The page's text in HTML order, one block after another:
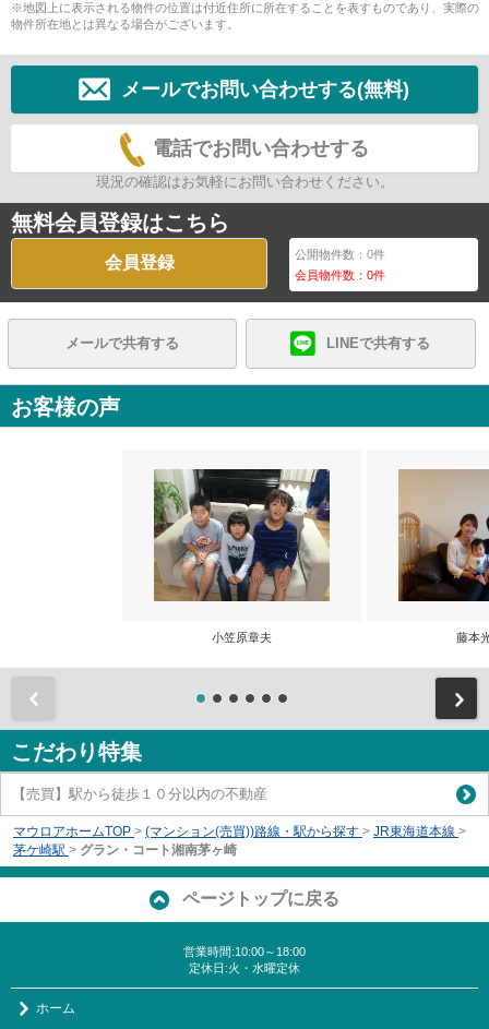
※地図上に表示される物件の位置は付近住所に所在することを表すものであり、実際の
物件所在地とは異なる場合がございます。
メールでお問い合わせする(無料)
電話でお問い合わせする
現況の確認はお気軽にお問い合わせください。
無料会員登録はこちら
会員登録 公開物件数：0件
会員物件数：0件
メールで共有する LINEで共有する
お客様の声
小笠原章夫 藤本
こだわり特集
【売買】駅から徒歩１０分以内の不動産
マウロアホームTOP > (マンション(売買))路線・駅から探す > JR東海道本線 >
茅ケ崎駅 > グラン・コート湘南茅ヶ崎
ページトップに戻る
営業時間:10:00～18:00
定休日:火・水曜定休
ホーム